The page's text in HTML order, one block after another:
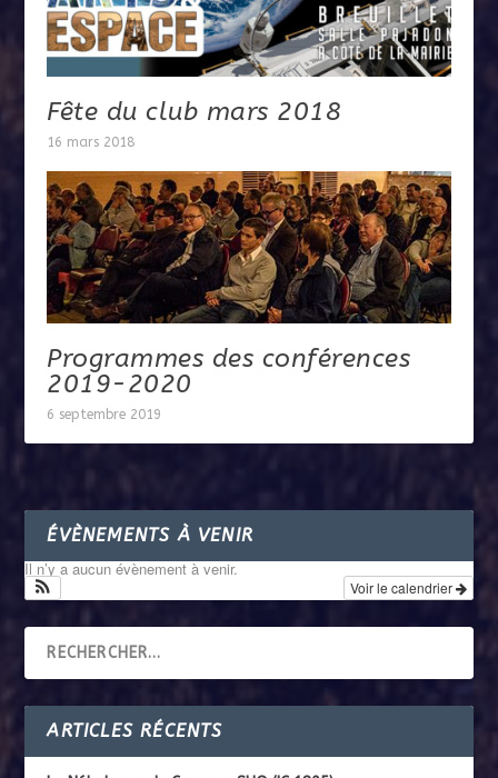
Fête du club mars 2018
16 mars 2018
Programmes des conférences
2019-2020
6 septembre 2019
ÉVÈNEMENTS À VENIR
Il n’y a aucun évènement à venir.
Voir le calendrier
ARTICLES RÉCENTS